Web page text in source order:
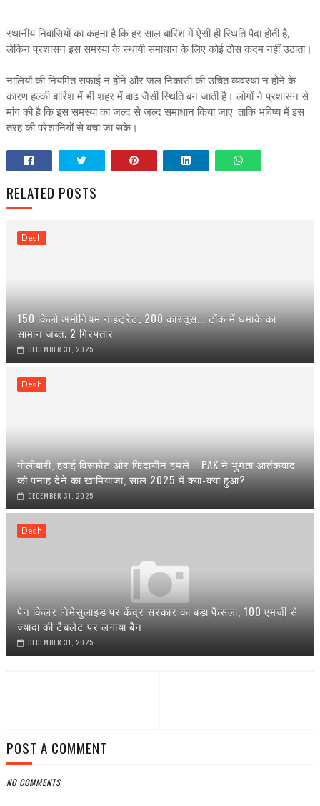
स्थानीय निवासियों का कहना है कि हर साल बारिश में ऐसी ही स्थिति पैदा होती है,
लेकिन प्रशासन इस समस्या के स्थायी समाधान के लिए कोई ठोस कदम नहीं उठाता।
नालियों की नियमित सफाई न होने और जल निकासी की उचित व्यवस्था न होने के
कारण हल्की बारिश में भी शहर में बाढ़ जैसी स्थिति बन जाती है। लोगों ने प्रशासन से
मांग की है कि इस समस्या का जल्द से जल्द समाधान किया जाए, ताकि भविष्य में इस
तरह की परेशानियों से बचा जा सके।
RELATED POSTS
Desh
150 किलो अमोनियम नाइट्रेट, 200 कारतूस... टोंक में धमाके का
सामान जब्त; 2 गिरफ्तार
DECEMBER 31, 2025
Desh
गोलीबारी, हवाई विस्फोट और फिदायीन हमले... PAK ने भुगता आतंकवाद
को पनाह देने का खामियाजा, साल 2025 में क्या-क्या हुआ?
DECEMBER 31, 2025
Desh
पेन किलर निमेसुलाइड पर केंद्र सरकार का बड़ा फैसला, 100 एमजी से
ज्यादा की टैबलेट पर लगाया बैन
DECEMBER 31, 2025
POST A COMMENT
NO COMMENTS